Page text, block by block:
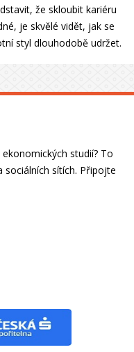
že skloubit kariéru
je skvělé vidět, jak se
styl dlouhodobě udržet.
studií? To
sociálních sítích. Připojte